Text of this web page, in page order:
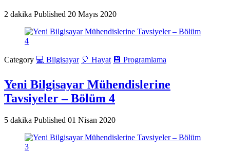
2 dakika Published 20 Mayıs 2020
Category 💻 Bilgisayar 🎈 Hayat 💾 Programlama
Yeni Bilgisayar Mühendislerine
Tavsiyeler – Bölüm 4
5 dakika Published 01 Nisan 2020